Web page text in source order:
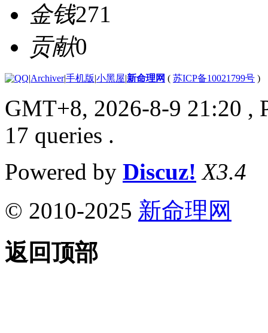
金钱271
贡献0
|Archiver|手机版|小黑屋|新命理网 ( 苏ICP备10021799号 )
GMT+8, 2026-8-9 21:20 ,
17 queries .
Powered by Discuz! X3.4
© 2010-2025 新命理网
返回顶部